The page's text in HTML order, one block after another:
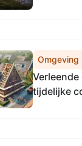
Omgeving
tijdelijke